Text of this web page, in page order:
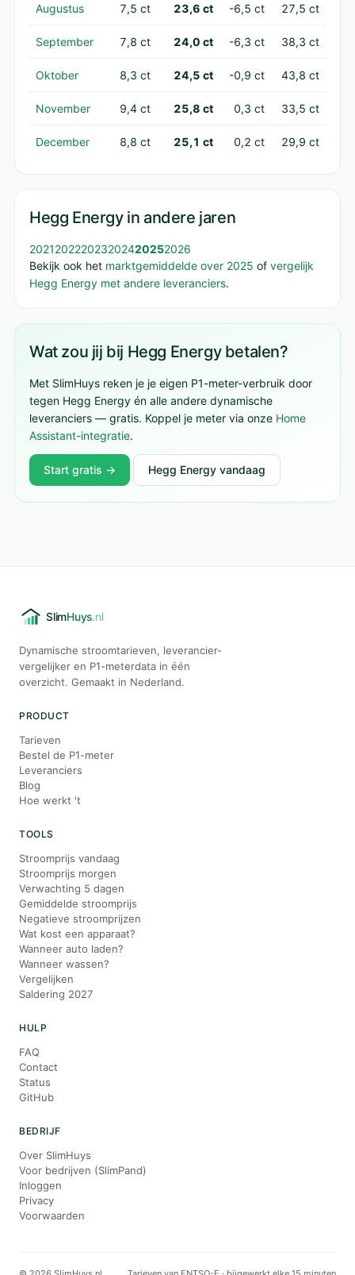
Augustus 7,5 ct 23,6 ct -6,5 ct 27,5 ct
September 7,8 ct 24,0 ct -6,3 ct 38,3 ct
Oktober 8,3 ct 24,5 ct -0,9 ct 43,8 ct
November 9,4 ct 25,8 ct 0,3 ct 33,5 ct
December 8,8 ct 25,1 ct 0,2 ct 29,9 ct
Hegg Energy in andere jaren
202120222023202420252026
Bekijk ook het marktgemiddelde over 2025 of vergelijk
Hegg Energy met andere leveranciers.
Wat zou jij bij Hegg Energy betalen?
Met SlimHuys reken je je eigen P1-meter-verbruik door
tegen Hegg Energy én alle andere dynamische
leveranciers — gratis. Koppel je meter via onze Home
Assistant-integratie.
Start gratis → Hegg Energy vandaag
Dynamische stroomtarieven, leverancier-
vergelijker en P1-meterdata in één
overzicht. Gemaakt in Nederland.
PRODUCT
Tarieven
Bestel de P1-meter
Leveranciers
Blog
Hoe werkt 't
TOOLS
Stroomprijs vandaag
Stroomprijs morgen
Verwachting 5 dagen
Gemiddelde stroomprijs
Negatieve stroomprijzen
Wat kost een apparaat?
Wanneer auto laden?
Wanneer wassen?
Vergelijken
Saldering 2027
HULP
FAQ
Contact
Status
GitHub
BEDRIJF
Over SlimHuys
Voor bedrijven (SlimPand)
Inloggen
Privacy
Voorwaarden